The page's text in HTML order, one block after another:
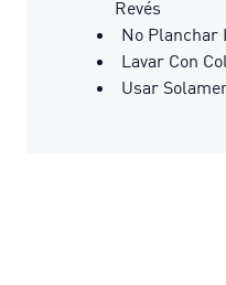
Revés
No Planchar
Lavar Con
Usar